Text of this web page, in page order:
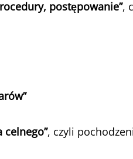
postępowanie”,
celnego”, czyli